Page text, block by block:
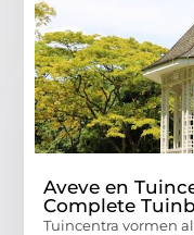
Aveve en
Complete
Tuincentra vormen